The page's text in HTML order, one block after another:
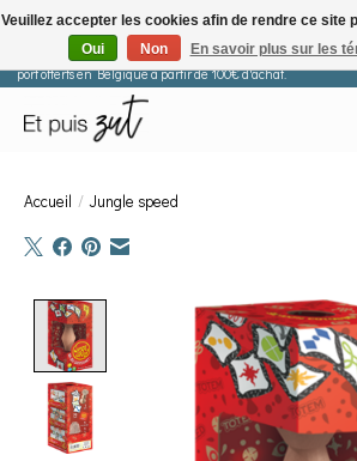
Les commandes passées après le 29 juillet seront expédiées
port offerts en Belgique à partir de 100€ d'achat.
Accueil / Jungle speed
Product image slideshow
Veuillez accepter les cookies afin de rendre ce site
Oui
Non En savoir plus sur les